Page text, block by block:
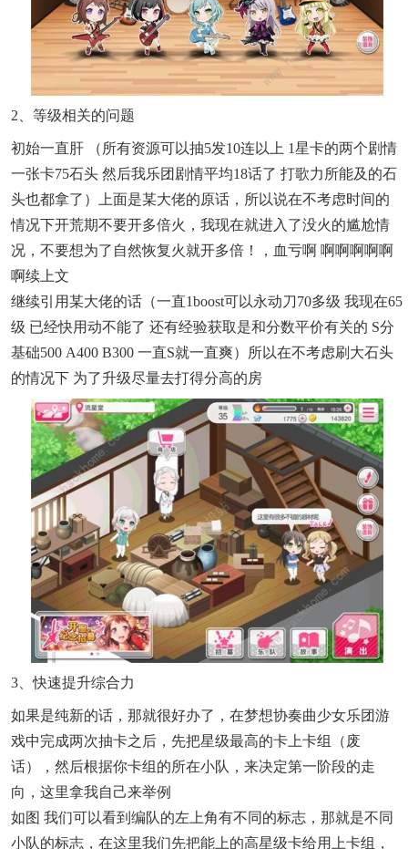
2、等级相关的问题
初始一直肝 （所有资源可以抽5发10连以上 1星卡的两个剧情
一张卡75石头 然后我乐团剧情平均18话了 打歌力所能及的石
头也都拿了）上面是某大佬的原话，所以说在不考虑时间的
情况下开荒期不要开多倍火，我现在就进入了没火的尴尬情
况，不要想为了自然恢复火就开多倍！，血亏啊 啊啊啊啊啊
啊续上文
继续引用某大佬的话（一直1boost可以永动刀70多级 我现在65
级 已经快用动不能了 还有经验获取是和分数平价有关的 S分
基础500 A400 B300 一直s就一直爽）所以在不考虑刷大石头
的情况下 为了升级尽量去打得分高的房
3、快速提升综合力
如果是纯新的话，那就很好办了，在梦想协奏曲少女乐团游
戏中完成两次抽卡之后，先把星级最高的卡上卡组（废
话），然后根据你卡组的所在小队，来决定第一阶段的走
向，这里拿我自己来举例
如图 我们可以看到编队的左上角有不同的标志，那就是不同
小队的标志，在这里我们先把能上的高星级卡给用上卡组，